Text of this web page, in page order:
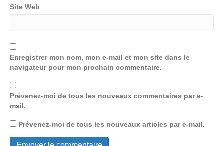
Site Web
Enregistrer mon nom, mon e-mail et mon site dans le
navigateur pour mon prochain commentaire.
Prévenez-moi de tous les nouveaux commentaires par e-
mail.
Prévenez-moi de tous les nouveaux articles par e-mail.